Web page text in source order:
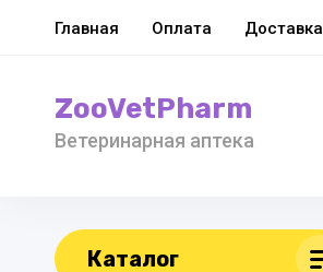
Главная Оплата Доставка
ZooVetPharm
Ветеринарная аптека
Каталог